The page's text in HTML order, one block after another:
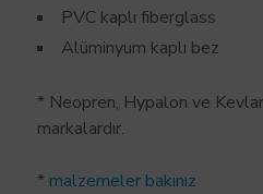
PVC kaplı fiberglass
Alüminyum kaplı bez
* Neopren, Hypalon ve
markalardır.
* malzemeler bakınız